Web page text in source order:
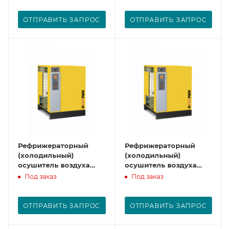
ОТПРАВИТЬ ЗАПРОС ОТПРАВИТЬ ЗАПРОС
Рефрижераторный
(холодильный)
осушитель воздуха
CAD 110
Под заказ
ОТПРАВИТЬ ЗАПРОС
Рефрижераторный
(холодильный)
осушитель воздуха
CAD 130
Под заказ
ОТПРАВИТЬ ЗАПРОС